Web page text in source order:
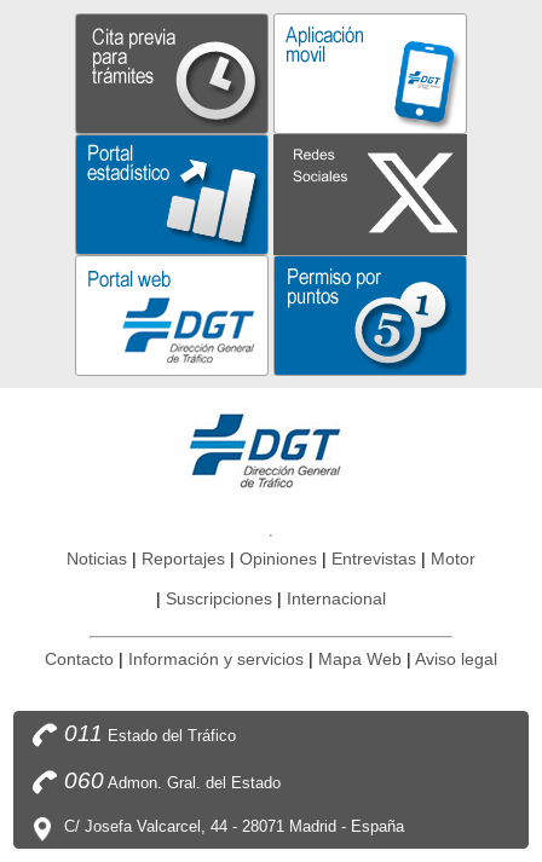
Noticias Reportajes Opiniones Entrevistas Motor
Suscripciones Internacional
Contacto Información y servicios Mapa Web Aviso legal
011 Estado del Tráfico
060Admon. Gral. del Estado
C/ Josefa Valcarcel, 44 - 28071 Madrid - España